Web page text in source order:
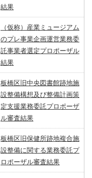
結果
（仮称）産業ミュージアム
のプレ事業企画運営業務委
託事業者選定プロポーザル
結果
板橋区旧中央図書館跡地施
設整備構想及び整備計画策
定支援業務委託プロポーザ
ル審査結果
板橋区旧保健所跡地複合施
設整備に関する業務委託プ
ロポーザル審査結果